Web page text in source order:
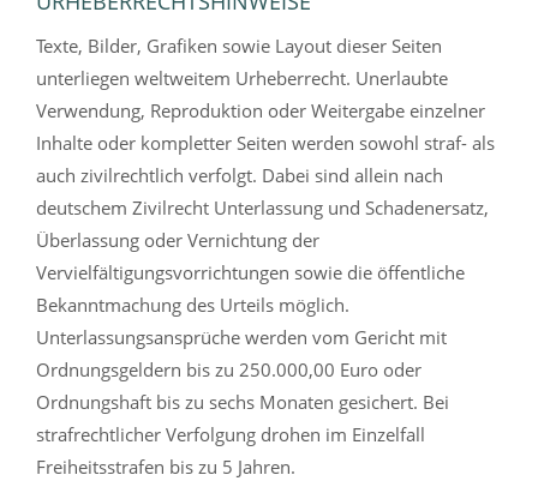
Texte, Bilder, Grafiken sowie Layout dieser Seiten
unterliegen weltweitem Urheberrecht. Unerlaubte
Verwendung, Reproduktion oder Weitergabe einzelner
Inhalte oder kompletter Seiten werden sowohl straf- als
auch zivilrechtlich verfolgt. Dabei sind allein nach
deutschem Zivilrecht Unterlassung und Schadenersatz,
Überlassung oder Vernichtung der
Vervielfältigungsvorrichtungen sowie die öffentliche
Bekanntmachung des Urteils möglich.
Unterlassungsansprüche werden vom Gericht mit
Ordnungsgeldern bis zu 250.000,00 Euro oder
Ordnungshaft bis zu sechs Monaten gesichert. Bei
strafrechtlicher Verfolgung drohen im Einzelfall
Freiheitsstrafen bis zu 5 Jahren.